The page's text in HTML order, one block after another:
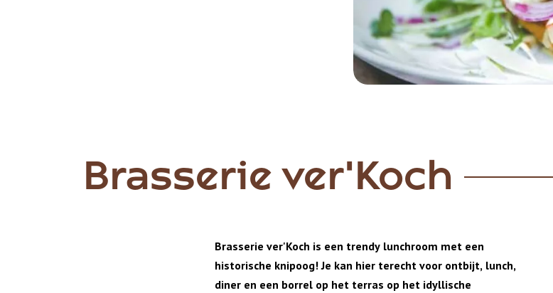
Brasserie ver'Koch
Brasserie ver'Koch is een trendy lunchroom met een
historische knipoog! Je kan hier terecht voor ontbijt, lunch,
diner en een borrel op het terras op het idyllische